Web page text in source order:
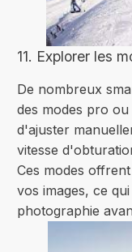
11. Explorer les
De nombreux
des modes pro
d'ajuster
vitesse
Ces modes
vos images, ce
photographie